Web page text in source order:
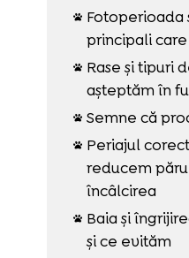

Fotoperioada
principali

Rase și tipuri
așteptăm în
 Semne că

Periajul
reducem
încâlcirea

Baia și
și ce evităm